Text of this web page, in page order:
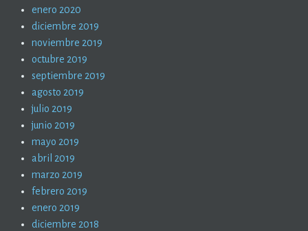
enero 2020
diciembre 2019
noviembre 2019
octubre 2019
septiembre 2019
agosto 2019
julio 2019
junio 2019
mayo 2019
abril 2019
marzo 2019
febrero 2019
enero 2019
diciembre 2018